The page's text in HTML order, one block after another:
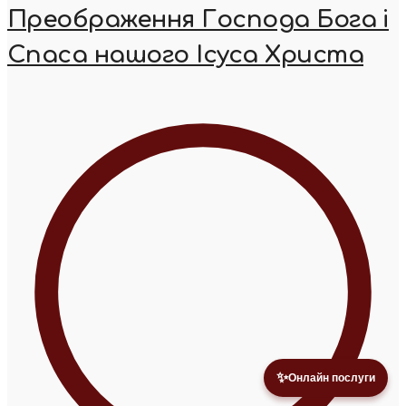
✨Онлайн послуги
Преображення Господа Бога і
Спаса нашого Ісуса Христа